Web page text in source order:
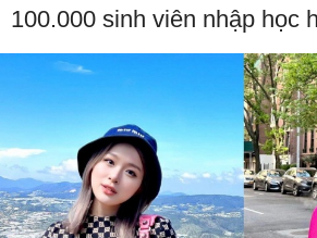
100.000 sinh viên nhập học